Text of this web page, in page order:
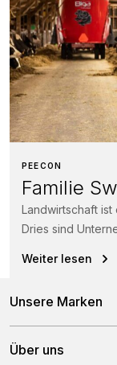
PEECON
Familie
Landwirtschaft ist
Dries sind
Weiter lesen
Unsere Marken
Peecon
Über uns